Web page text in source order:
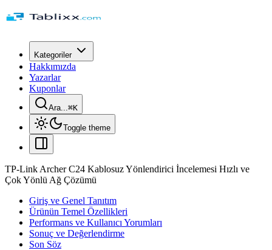
Kategoriler
Hakkımızda
Yazarlar
Kuponlar
Ara...⌘K
Toggle theme
TP-Link Archer C24 Kablosuz Yönlendirici İncelemesi Hızlı ve
Çok Yönlü Ağ Çözümü
Giriş ve Genel Tanıtım
Ürünün Temel Özellikleri
Performans ve Kullanıcı Yorumları
Sonuç ve Değerlendirme
Son Söz